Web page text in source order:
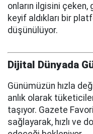
onların ilgisini
keyif aldıkları bir
düşünülüyor.
Dijital Dünyada
Günümüzün hızla
anlık olarak
taşıyor. Gazete
sağlayarak, hızlı ve